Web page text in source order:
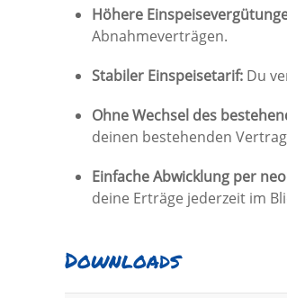
Höhere
Abnahmeverträgen.
Stabiler Einspeisetarif: Du
Ohne Wechsel des
deinen bestehenden
Einfache Abwicklung per
deine Erträge jederzeit im
Downloads